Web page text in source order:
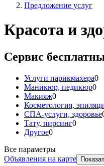
Предложение услуг
Красота и
Сервис
Услуги парикмахера0
Маникюр, педикюр0
Макияж0
Косметология,
СПА-услуги, здоровье
Тату, пирсинг0
Другое0
Все параметры
Объявления на карте